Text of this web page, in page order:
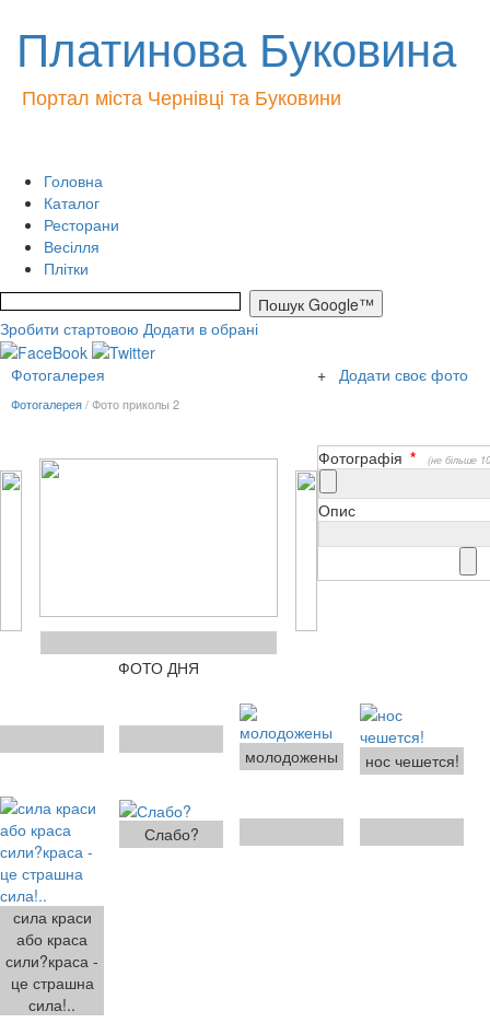
Платинова Буковина
Портал міста Чернівці та Буковини
Головна
Каталог
Ресторани
Весілля
Плітки
Зробити стартовою Додати в обрані
Фотогалерея + Додати своє фото
Фотогалерея/ Фото приколы 2
ФОТО ДНЯ
Фотографія * (не більше
Опис
молодожены нос чешется!
сила краси
або краса
сили?краса -
це страшна
сила!..
Слабо?